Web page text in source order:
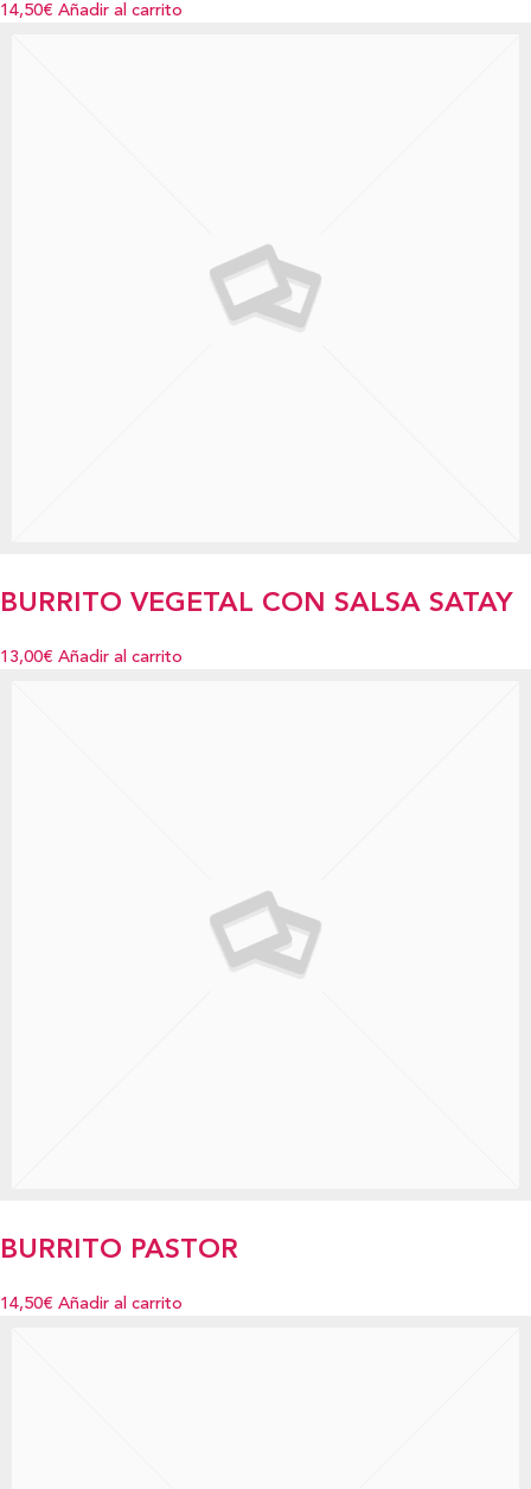
14,50€ Añadir al carrito
BURRITO VEGETAL CON SALSA SATAY
13,00€ Añadir al carrito
BURRITO PASTOR
14,50€ Añadir al carrito